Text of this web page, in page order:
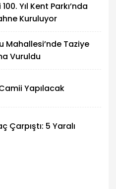
Yıl Kent Parkı’nda
Kuruluyor
Mahallesi’nde Taziye
Vuruldu
Camii Yapılacak
Çarpıştı: 5 Yaralı